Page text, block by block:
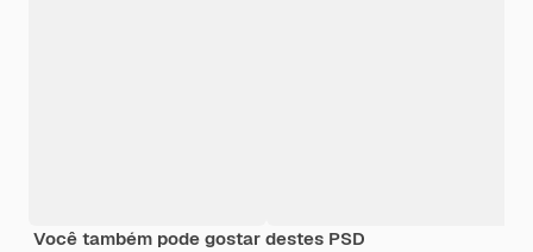
Você também pode gostar destes PSD